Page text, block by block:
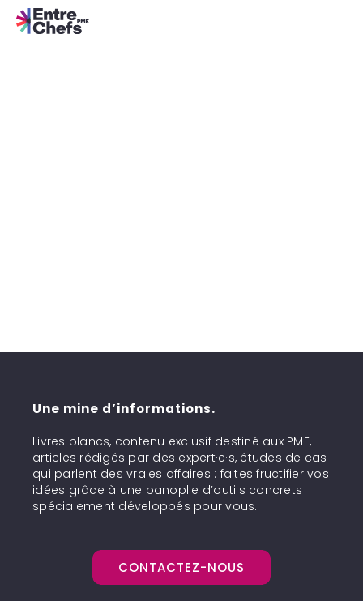
Une mine d’informations.
Livres blancs, contenu exclusif destiné aux PME,
articles rédigés par des expert·e·s, études de cas
qui parlent des vraies affaires : faites fructifier vos
idées grâce à une panoplie d’outils concrets
spécialement développés pour vous.
CONTACTEZ-NOUS